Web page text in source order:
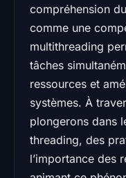
compréhension du
comme une
multithreading
tâches
ressources et
systèmes. À
plongerons dans
threading, des
l’importance des